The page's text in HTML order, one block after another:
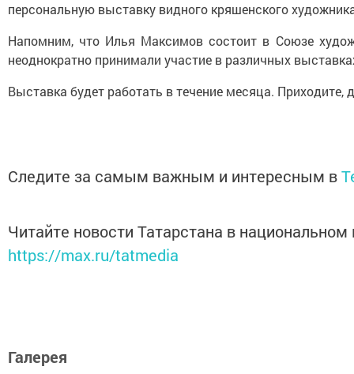
персональную выставку видного кряшенского
Напомним, что Илья Максимов состоит в Союзе
неоднократно принимали участие в различных
Выставка будет работать в течение месяца.
Следите за самым важным и интересным в
Читайте новости Татарстана в
https://max.ru/tatmedia
Галерея